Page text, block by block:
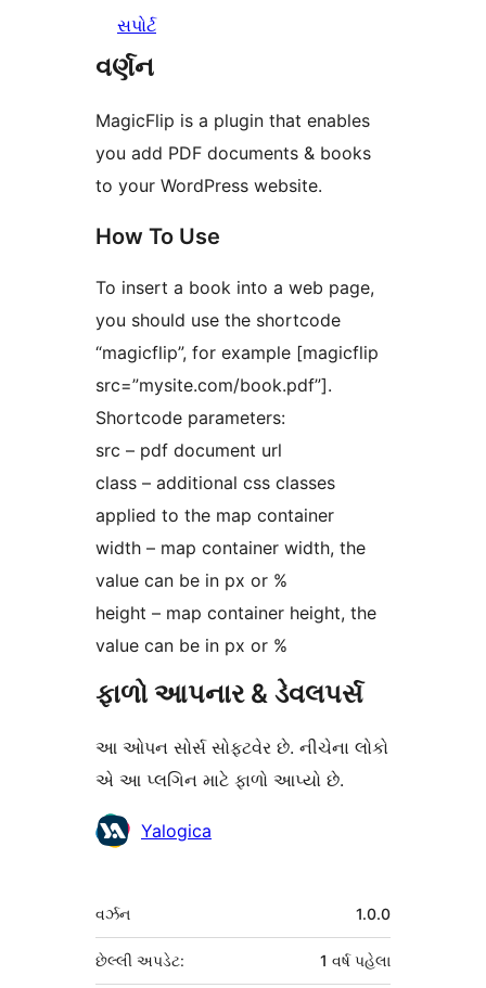
સપોર્ટ
વર્ણન
MagicFlip is a plugin that enables
you add PDF documents & books
to your WordPress website.
How To Use
To insert a book into a web page,
you should use the shortcode
“magicflip”, for example [magicflip
src=”mysite.com/book.pdf”].
Shortcode parameters:
src – pdf document url
class – additional css classes
applied to the map container
width – map container width, the
value can be in px or %
height – map container height, the
value can be in px or %
ફાળો આપનાર & ડેવલપર્સ
આ ઓપન સોર્સ સોફ્ટવેર છે. નીચેના લોકો
એ આ પ્લગિન માટે ફાળો આપ્યો છે.
ફાળો Yalogica
મેટા
વર્ઝન 1.0.0
છેલ્લી અપડેટ: 1 વર્ષપહેલા